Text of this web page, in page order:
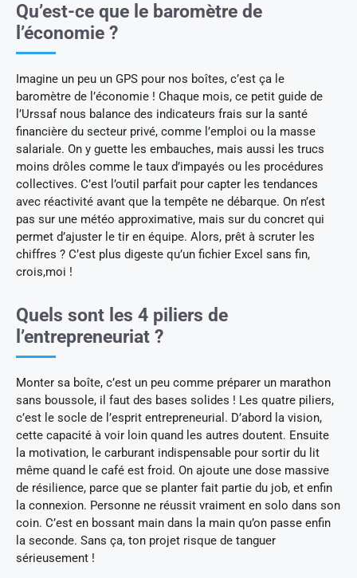
Qu’est-ce que le baromètre de
l’économie ?
Imagine un peu un GPS pour nos boîtes, c’est ça le
baromètre de l’économie ! Chaque mois, ce petit guide de
l’Urssaf nous balance des indicateurs frais sur la santé
financière du secteur privé, comme l’emploi ou la masse
salariale. On y guette les embauches, mais aussi les trucs
moins drôles comme le taux d’impayés ou les procédures
collectives. C’est l’outil parfait pour capter les tendances
avec réactivité avant que la tempête ne débarque. On n’est
pas sur une météo approximative, mais sur du concret qui
permet d’ajuster le tir en équipe. Alors, prêt à scruter les
chiffres ? C’est plus digeste qu’un fichier Excel sans fin,
crois,moi !
Quels sont les 4 piliers de
l’entrepreneuriat ?
Monter sa boîte, c’est un peu comme préparer un marathon
sans boussole, il faut des bases solides ! Les quatre piliers,
c’est le socle de l’esprit entrepreneurial. D’abord la vision,
cette capacité à voir loin quand les autres doutent. Ensuite
la motivation, le carburant indispensable pour sortir du lit
même quand le café est froid. On ajoute une dose massive
de résilience, parce que se planter fait partie du job, et enfin
la connexion. Personne ne réussit vraiment en solo dans son
coin. C’est en bossant main dans la main qu’on passe enfin
la seconde. Sans ça, ton projet risque de tanguer
sérieusement !